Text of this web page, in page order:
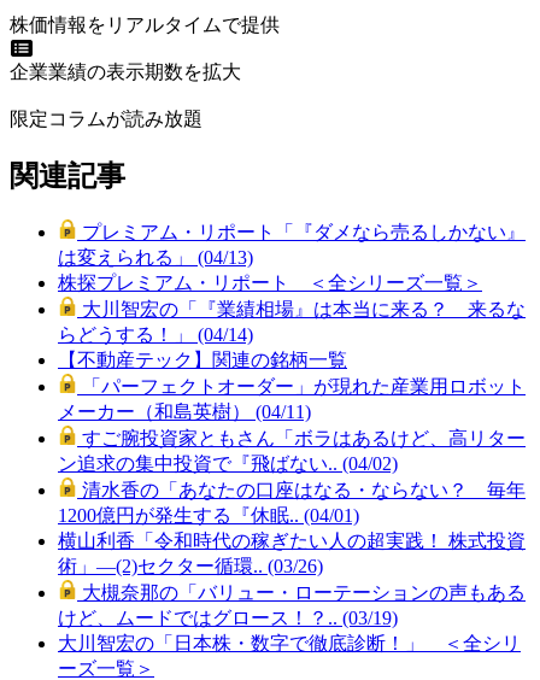
株価情報をリアルタイムで提供
企業業績の表示期数を拡大
限定コラムが読み放題
関連記事
プレミアム・リポート「『ダメなら売るしかない』
は変えられる」 (04/13)
株探プレミアム・リポート ＜全シリーズ一覧＞
大川智宏の「『業績相場』は本当に来る？ 来るな
らどうする！」 (04/14)
【不動産テック】関連の銘柄一覧
「パーフェクトオーダー」が現れた産業用ロボット
メーカー（和島英樹） (04/11)
すご腕投資家ともさん「ボラはあるけど、高リター
ン追求の集中投資で『飛ばない.. (04/02)
清水香の「あなたの口座はなる・ならない？ 毎年
1200億円が発生する『休眠.. (04/01)
横山利香「令和時代の稼ぎたい人の超実践！ 株式投資
術」―(2)セクター循環.. (03/26)
大槻奈那の「バリュー・ローテーションの声もある
けど、ムードではグロース！？.. (03/19)
大川智宏の「日本株・数字で徹底診断！」 ＜全シリ
ーズ一覧＞